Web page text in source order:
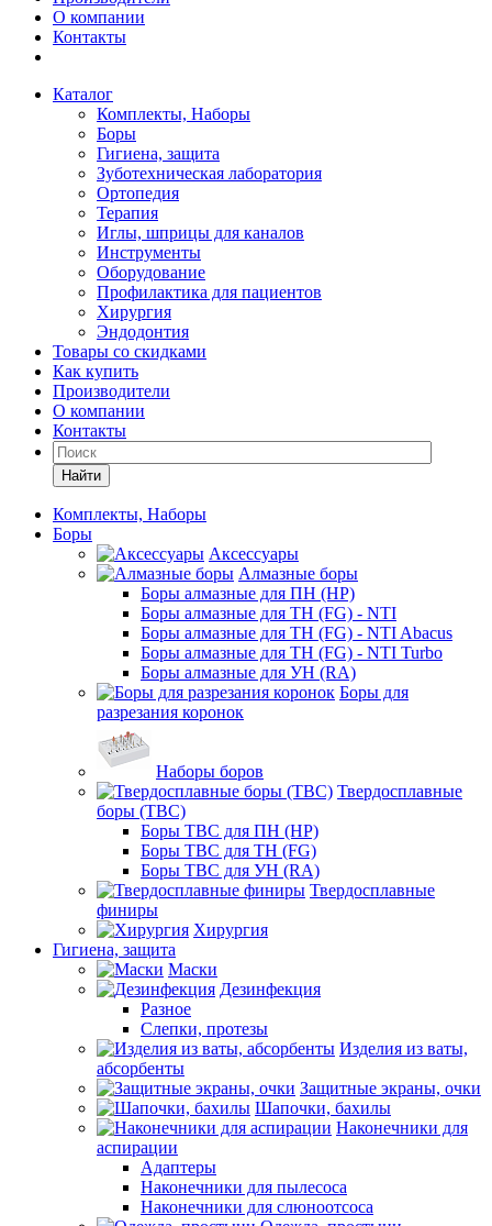
О компании
Контакты
Каталог
Комплекты, Наборы
Боры
Гигиена, защита
Зуботехническая лаборатория
Ортопедия
Терапия
Иглы, шприцы для каналов
Инструменты
Оборудование
Профилактика для пациентов
Хирургия
Эндодонтия
Товары со скидками
Как купить
Производители
О компании
Контакты
Найти
Комплекты, Наборы
Боры
Аксессуары
Алмазные боры
Боры алмазные для ПН (HP)
Боры алмазные для ТН (FG) - NTI
Боры алмазные для ТН (FG) - NTI Abacus
Боры алмазные для ТН (FG) - NTI Turbo
Боры алмазные для УН (RA)
Боры для
разрезания коронок
Наборы боров
Твердосплавные
боры (ТВС)
Боры ТВС для ПН (HP)
Боры ТВС для ТН (FG)
Боры ТВС для УН (RA)
Твердосплавные
финиры
Хирургия
Гигиена, защита
Маски
Дезинфекция
Разное
Слепки, протезы
Изделия из ваты,
абсорбенты
Защитные экраны, очки
Шапочки, бахилы
Наконечники для
аспирации
Адаптеры
Наконечники для пылесоса
Наконечники для слюноотсоса